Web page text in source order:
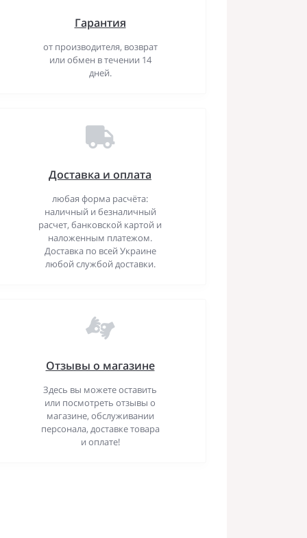
Гарантия
от производителя, возврат
или обмен в течении 14
дней.
Доставка и оплата
любая форма расчёта:
наличный и безналичный
расчет, банковской картой и
наложенным платежом.
Доставка по всей Украине
любой службой доставки.
Отзывы о магазине
Здесь вы можете оставить
или посмотреть отзывы о
магазине, обслуживании
персонала, доставке товара
и оплате!